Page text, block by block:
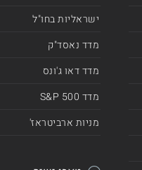
ישראליות בחו"ל
מדד נאסד"ק
מדד דאו ג'ונס
מדד 500 S&P
מניות ארביטראז'